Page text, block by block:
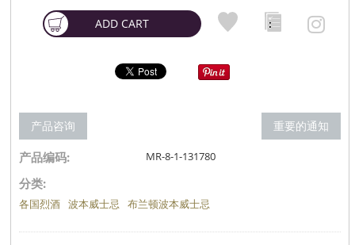
ADD CART
产品咨询 重要的通知
产品编码: MR-8-1-131780
分类:
各国烈酒 波本威士忌 布兰顿波本威士忌